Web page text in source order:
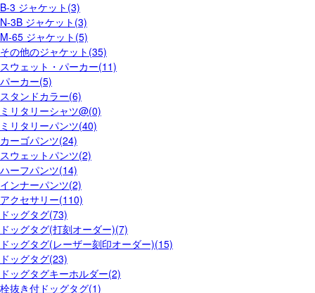
B-3 ジャケット(3)
N-3B ジャケット(3)
M-65 ジャケット(5)
その他のジャケット(35)
スウェット・パーカー(11)
パーカー(5)
スタンドカラー(6)
ミリタリーシャツ@(0)
ミリタリーパンツ(40)
カーゴパンツ(24)
スウェットパンツ(2)
ハーフパンツ(14)
インナーパンツ(2)
アクセサリー(110)
ドッグタグ(73)
ドッグタグ(打刻オーダー)(7)
ドッグタグ(レーザー刻印オーダー)(15)
ドッグタグ(23)
ドッグタグキーホルダー(2)
栓抜き付ドッグタグ(1)